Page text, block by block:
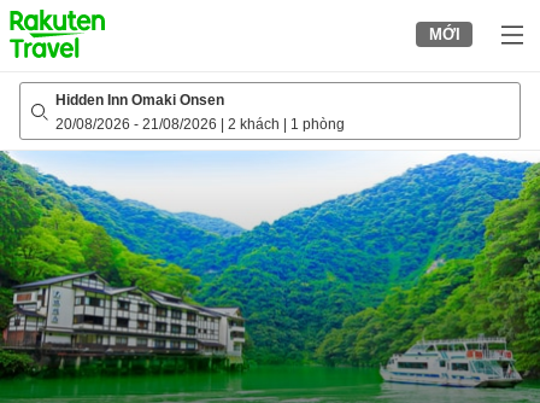
to
top
page
MỚI
Hidden Inn Omaki Onsen
20/08/2026 - 21/08/2026 2 khách 1 phòng